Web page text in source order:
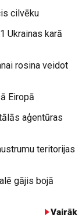
cilvēku
Ukrainas karā
rosina veidot
Eiropā
aģentūras
teritorijas
gājis bojā
Vairāk